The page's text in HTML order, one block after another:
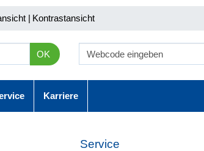
| Kontrastansicht
OK
Karriere
Service